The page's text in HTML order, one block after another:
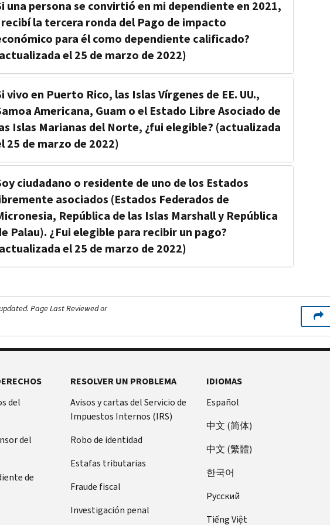
una persona se convirtió en mi dependiente en 2021,
la tercera ronda del Pago de impacto
para él como dependiente calificado?
el 25 de marzo de 2022)
vivo en Puerto Rico, las Islas Vírgenes de EE. UU.,
Americana, Guam o el Estado Libre Asociado de
Islas Marianas del Norte, ¿fui elegible? (actualizada
25 de marzo de 2022)
ciudadano o residente de uno de los Estados
asociados (Estados Federados de
República de las Islas Marshall y República
Palau). ¿Fui elegible para recibir un pago?
el 25 de marzo de 2022)
Page Last Reviewed or
del
del
de
RESOLVER UN PROBLEMA
Avisos y cartas del Servicio de
Impuestos Internos (IRS)
Robo de identidad
Estafas tributarias
Fraude fiscal
Investigación penal
IDIOMAS
Español
中文 (简体)
中文 (繁體)
한국어
Pусский
Tiếng Việt